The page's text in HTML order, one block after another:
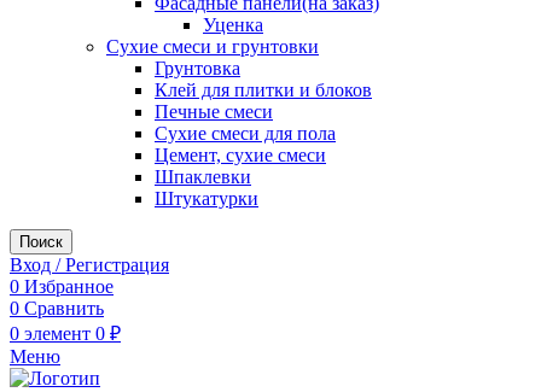
Уценка
Сухие смеси и грунтовки
Грунтовка
Клей для плитки и блоков
Печные смеси
Сухие смеси для пола
Цемент, сухие смеси
Шпаклевки
Штукатурки
Поиск
Вход / Регистрация
0 Избранное
0 Сравнить
0 элемент 0 ₽
Меню